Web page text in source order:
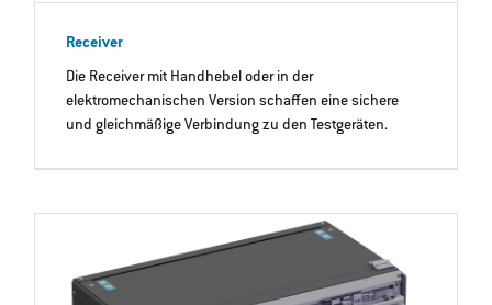
Receiver
Die Receiver mit Handhebel oder in der
elektromechanischen Version schaffen eine sichere
und gleichmäßige Verbindung zu den Testgeräten.